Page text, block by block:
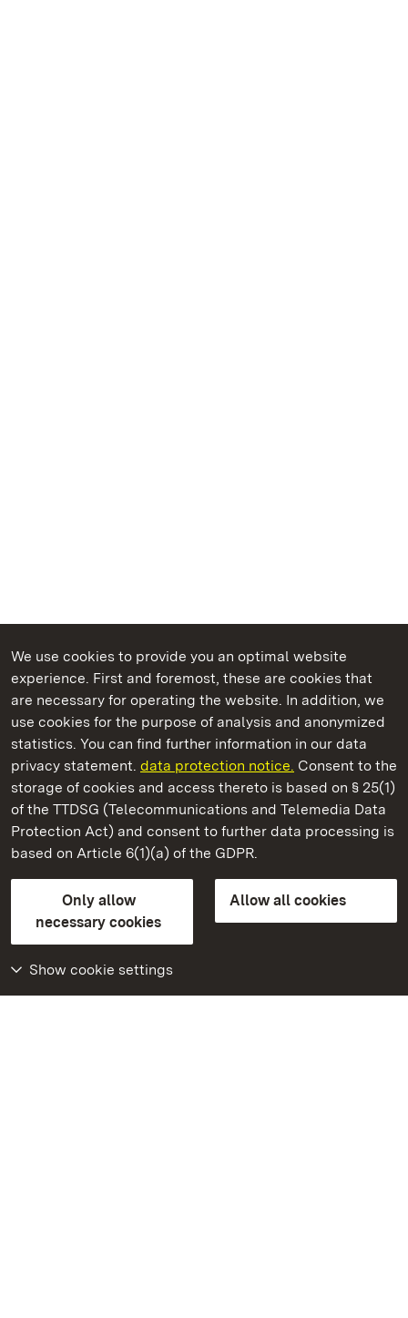
We use cookies to provide you an optimal website
experience. First and foremost, these are cookies that
are necessary for operating the website. In addition, we
use cookies for the purpose of analysis and anonymized
statistics. You can find further information in our data
privacy statement. data protection notice. Consent to the
storage of cookies and access thereto is based on § 25(1)
of the TTDSG (Telecommunications and Telemedia Data
Protection Act) and consent to further data processing is
based on Article 6(1)(a) of the GDPR.
Only allow
necessary cookies
Allow all cookies
Show cookie settings
State Palaces and Gardens of Baden-Wuerttemberg
Staatliche Schlösser und Gärten Baden‑Württemberg
State Palaces and Gardens of Baden-Wuerttemberg
Contact usFAQMasthead
Declaration on barrier-free access
BITV-konform (geprüfte Seiten)